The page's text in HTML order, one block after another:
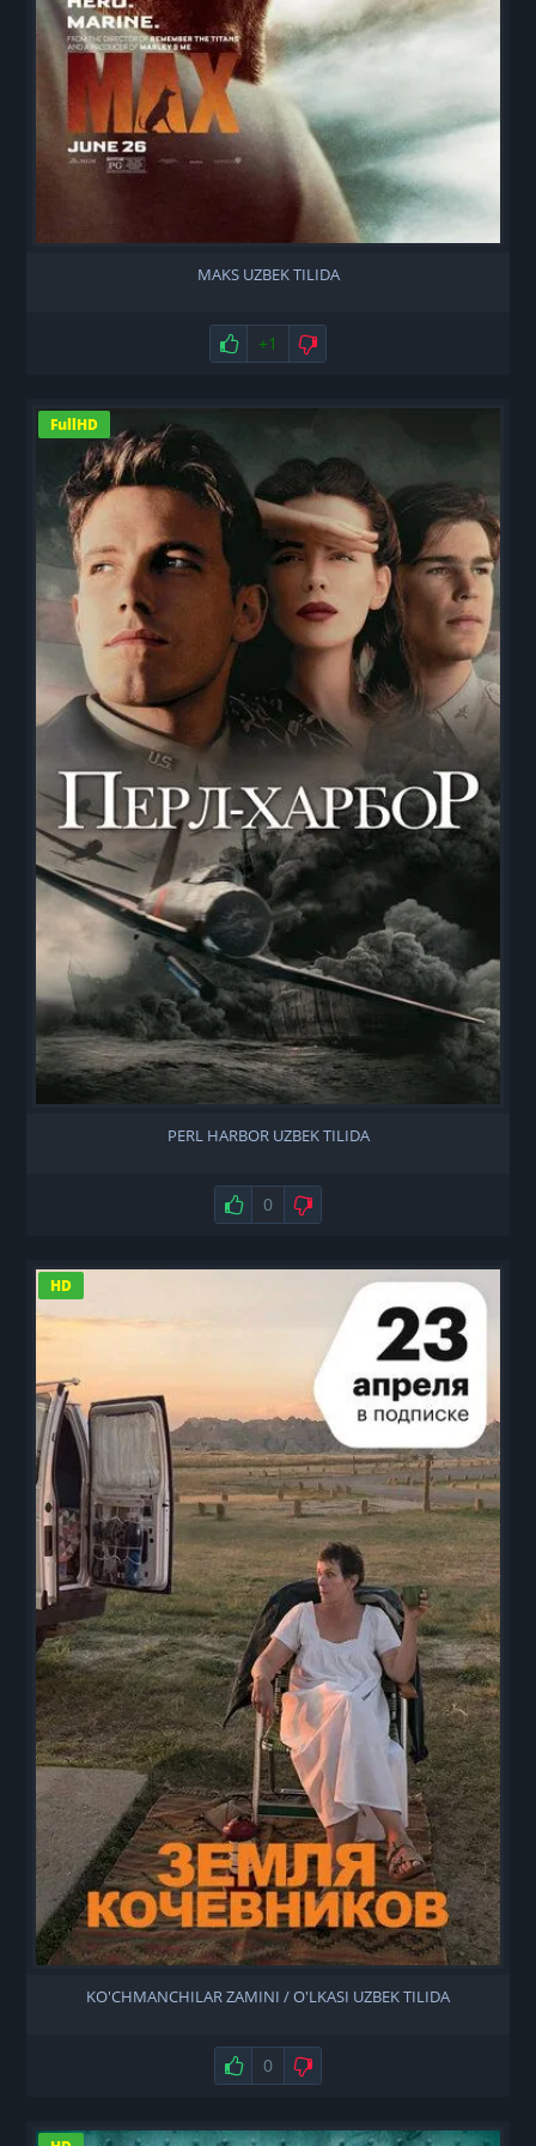
MAKS UZBEK TILIDA
Нравится
+1 Не нравится
FullHD
PERL HARBOR UZBEK TILIDA
Нравится
0 Не нравится
HD
KO'CHMANCHILAR ZAMINI / O'LKASI UZBEK TILIDA
Нравится
0 Не нравится